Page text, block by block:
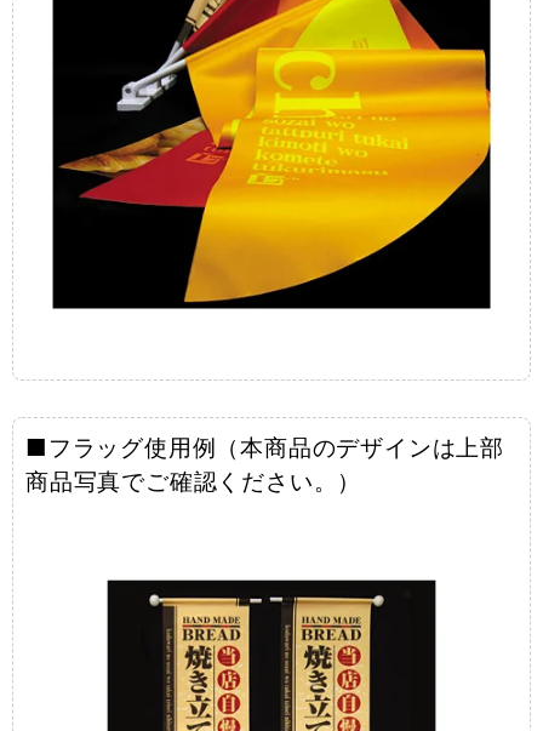
■フラッグ使用例（本商品のデザインは上部
商品写真でご確認ください。）